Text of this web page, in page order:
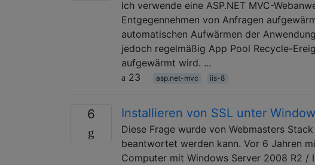
Ich verwende eine ASP.NET MVC-
Entgegennehmen von Anfragen
automatischen Aufwärmen der
jedoch regelmäßig App Pool Recycle-
aufgewärmt wird. …
23
asp.net-mvc iis-8
6 Installieren von SSL unter
Diese Frage wurde von Webmasters
beantwortet werden kann. Vor 6 Jahren
Computer mit Windows Server 2008 R2 /